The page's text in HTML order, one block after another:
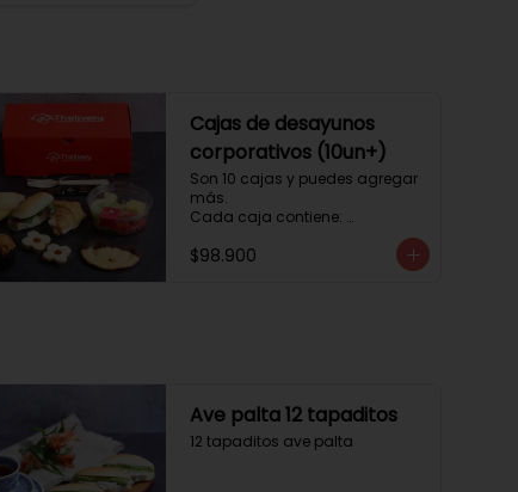
Cajas de desayunos
corporativos (10un+)
Son 10 cajas y puedes agregar
más.
Cada caja contiene:
2 mini croissant jamón queso.
Estos desayunos no los
vendemos por unidad, desde 10
cajas.
$98.900
Ave palta 12 tapaditos
12 tapaditos ave palta